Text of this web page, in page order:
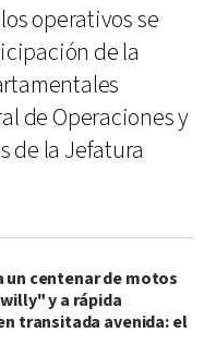
operativos se
de la
de Operaciones y
de la Jefatura
un centenar de motos
y a rápida
transitada avenida: el